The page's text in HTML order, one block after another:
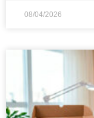
08/04/2026